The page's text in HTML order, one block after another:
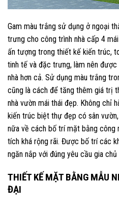
Gam màu trắng sử dụng ở ngoại
trưng cho công trình nhà cấp 4
ấn tượng trong thiết kế kiến trúc,
tinh tế và đặc trưng, làm nên
nhà hơn cả. Sử dụng màu trắng
cũng là cách để tăng thêm giá trị
nhà vườn mái thái đẹp. Không chỉ
kiến trúc biệt thự đẹp có sân
nữa về cách bố trí mặt bằng công
tích khá rộng rãi. Được bố trí các
ngăn nắp với đúng yêu cầu gia chủ
THIẾT KẾ MẶT BẰNG MẪU
ĐẠI